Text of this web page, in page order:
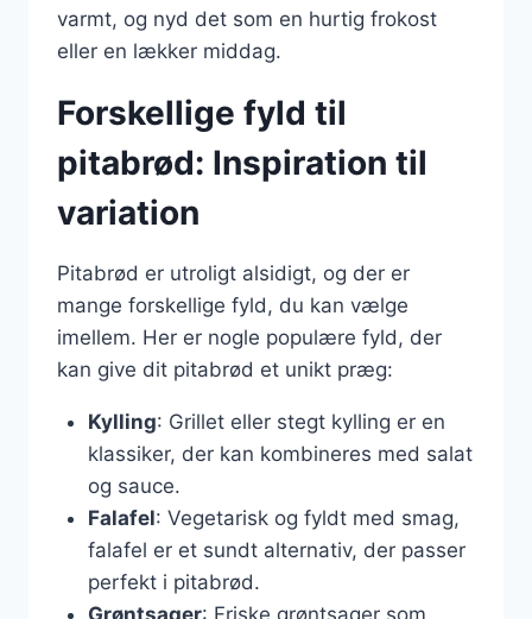
varmt, og nyd det som en hurtig frokost
eller en lækker middag.
Forskellige fyld til
pitabrød: Inspiration til
variation
Pitabrød er utroligt alsidigt, og der er
mange forskellige fyld, du kan vælge
imellem. Her er nogle populære fyld, der
kan give dit pitabrød et unikt præg:
Kylling: Grillet eller stegt kylling er en
klassiker, der kan kombineres med salat
og sauce.
Falafel: Vegetarisk og fyldt med smag,
falafel er et sundt alternativ, der passer
perfekt i pitabrød.
Grøntsager: Friske grøntsager som